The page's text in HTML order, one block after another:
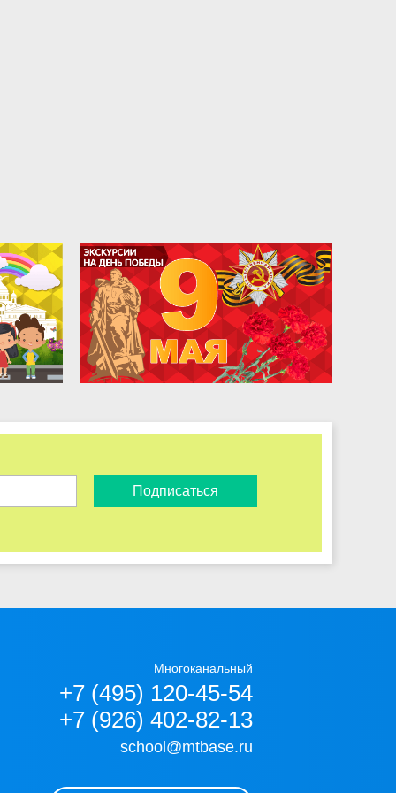
Подписаться
Многоканальный
+7 (495) 120-45-54
+7 (926) 402-82-13
school@mtbase.ru